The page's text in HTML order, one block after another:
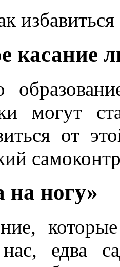
касание
могут
от
на ногу»
едва